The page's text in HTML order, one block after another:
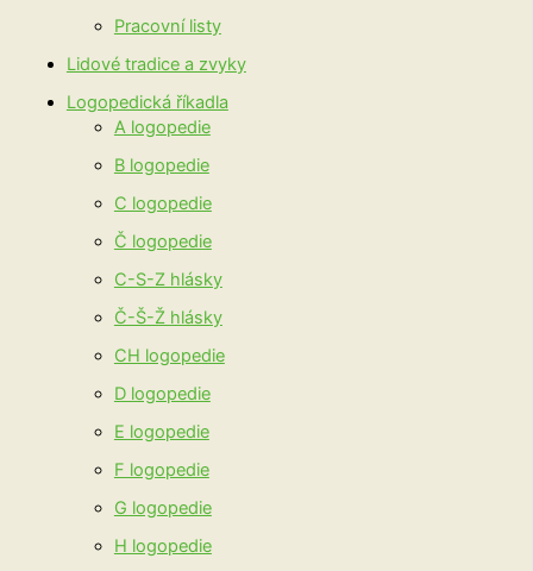
Pracovní listy
Lidové tradice a zvyky
Logopedická říkadla
A logopedie
B logopedie
C logopedie
Č logopedie
C-S-Z hlásky
Č-Š-Ž hlásky
CH logopedie
D logopedie
E logopedie
F logopedie
G logopedie
H logopedie